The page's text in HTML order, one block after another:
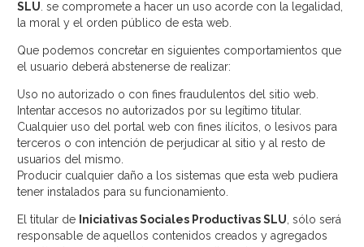
SLU . se compromete a hacer un uso acorde con la legalidad,
la moral y el orden público de esta web.
Que podemos concretar en siguientes comportamientos que
el usuario deberá abstenerse de realizar:
Uso no autorizado o con fines fraudulentos del sitio web.
Intentar accesos no autorizados por su legítimo titular.
Cualquier uso del portal web con fines ilícitos, o lesivos para
terceros o con intención de perjudicar al sitio y al resto de
usuarios del mismo.
Producir cualquier daño a los sistemas que esta web pudiera
tener instalados para su funcionamiento.
El titular de Iniciativas Sociales Productivas SLU , sólo será
responsable de aquellos contenidos creados y agregados